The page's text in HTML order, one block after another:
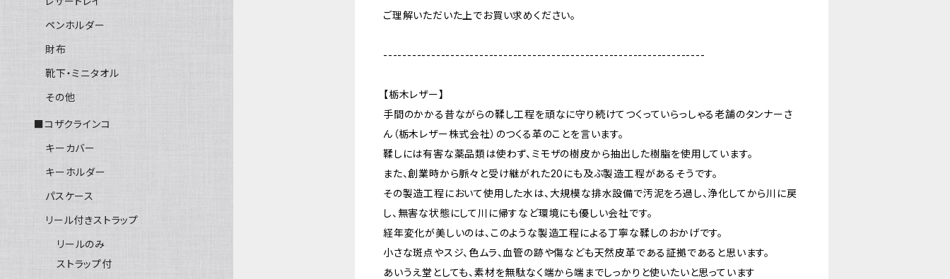
ご理解いただいた上でお買い求めください。
-------------------------------------------------------------------
【栃木レザー】
手間のかかる昔ながらの鞣し工程を頑なに守り続けてつくっていらっしゃる老舗のタンナーさ
ん（栃木レザー株式会社）のつくる革のことを言います。
鞣しには有害な薬品類は使わず、ミモザの樹皮から抽出した樹脂を使用しています。
また、創業時から脈々と受け継がれた20にも及ぶ製造工程があるそうです。
その製造工程において使用した水は、大規模な排水設備で汚泥をろ過し、浄化してから川に戻
し、無害な状態にして川に帰すなど環境にも優しい会社です。
経年変化が美しいのは、このような製造工程による丁寧な鞣しのおかげです。
小さな斑点やスジ、色ムラ、血管の跡や傷なども天然皮革である証拠であると思います。
あいうえ堂としても、素材を無駄なく端から端までしっかりと使いたいと思っています
ペンホルダー
財布
靴下・ミニタオル
その他
■コザクラインコ
キーカバー
キーホルダー
パスケース
リール付きストラップ
リールのみ
ストラップ付